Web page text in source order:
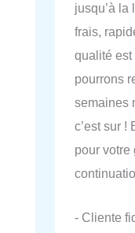
jusqu’à la
frais,
qualité est
pourrons
semaines
c’est sur !
pour votre
- Cliente